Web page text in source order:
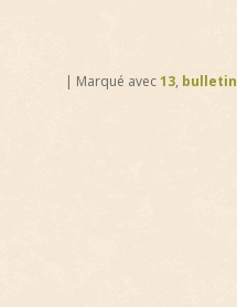
| Marqué avec 13, bulletin